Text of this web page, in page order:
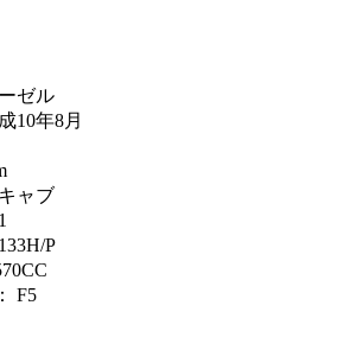
ゼル
10年8月
ャブ
P
F5